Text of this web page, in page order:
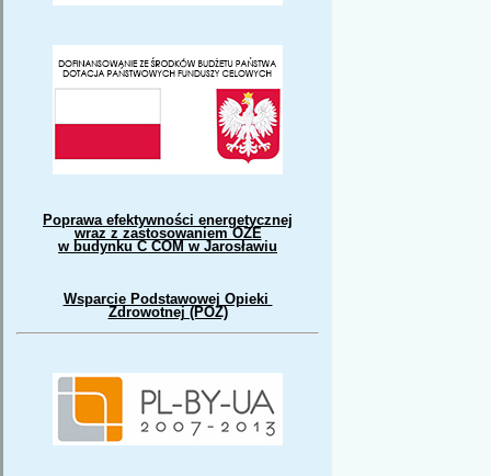
Poprawa efektywności energetycznej
wraz z zastosowaniem OZE
w budynku C COM w Jarosławiu
Wsparcie Podstawowej Opieki
Zdrowotnej (POZ)